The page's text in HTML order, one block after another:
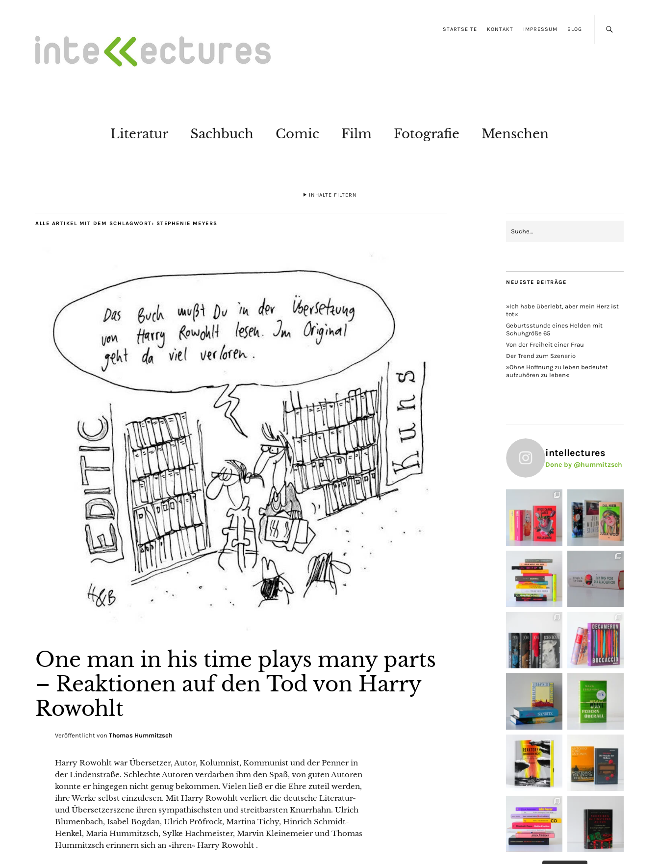
STARTSEITE KONTAKT IMPRESSUM BLOG
Literatur Sachbuch Comic Film Fotografie Menschen
INHALTE FILTERN
ALLE ARTIKEL MIT DEM SCHLAGWORT: STEPHENIE MEYERS
One man in his time plays many parts
– Reaktionen auf den Tod von Harry
Rowohlt
Veröffentlicht von Thomas Hummitzsch
Harry Rowohlt war Übersetzer, Autor, Kolumnist, Kommunist und der Penner in
der Lindenstraße. Schlechte Autoren verdarben ihm den Spaß, von guten Autoren
konnte er hingegen nicht genug bekommen. Vielen ließ er die Ehre zuteil werden,
ihre Werke selbst einzulesen. Mit Harry Rowohlt verliert die deutsche Literatur-
und Übersetzerszene ihren sympathischsten und streitbarsten Knurrhahn. Ulrich
Blumenbach, Isabel Bogdan, Ulrich Pröfrock, Martina Tichy, Hinrich Schmidt-
Henkel, Maria Hummitzsch, Sylke Hachmeister, Marvin Kleinemeier und Thomas
Hummitzsch erinnern sich an »ihren« Harry Rowohlt .
NEUESTE BEITRÄGE
»Ich habe überlebt, aber mein Herz ist
tot«
Geburtsstunde eines Helden mit
Schuhgröße 65
Von der Freiheit einer Frau
Der Trend zum Szenario
»Ohne Hoffnung zu leben bedeutet
aufzuhören zu leben«
intellectures
Done by @hummitzsch